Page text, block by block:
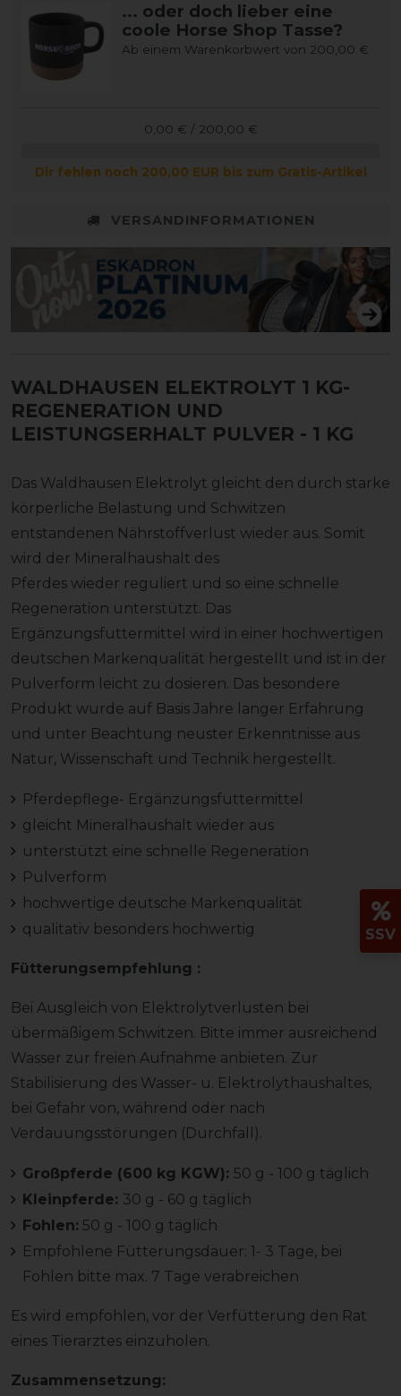
... oder doch lieber eine
coole Horse Shop Tasse?
Ab einem Warenkorbwert von 200,00 €
0,00 € / 200,00 €
Dir fehlen noch 200,00 EUR bis zum Gratis-Artikel
VERSANDINFORMATIONEN
WALDHAUSEN ELEKTROLYT 1 KG-
REGENERATION UND
LEISTUNGSERHALT PULVER - 1 KG
Das Waldhausen Elektrolyt gleicht den durch starke
körperliche Belastung und Schwitzen
entstandenen Nährstoffverlust wieder aus. Somit
wird der Mineralhaushalt des
Pferdes wieder reguliert und so eine schnelle
Regeneration unterstützt. Das
Ergänzungsfuttermittel wird in einer hochwertigen
deutschen Markenqualität hergestellt und ist in der
Pulverform leicht zu dosieren. Das besondere
Produkt wurde auf Basis Jahre langer Erfahrung
und unter Beachtung neuster Erkenntnisse aus
Natur, Wissenschaft und Technik hergestellt.
Pferdepflege- Ergänzungsfuttermittel
gleicht Mineralhaushalt wieder aus
unterstützt eine schnelle Regeneration
Pulverform
hochwertige deutsche Markenqualität
qualitativ besonders hochwertig
Fütterungsempfehlung :
Bei Ausgleich von Elektrolytverlusten bei
übermäßigem Schwitzen. Bitte immer ausreichend
Wasser zur freien Aufnahme anbieten. Zur
Stabilisierung des Wasser- u. Elektrolythaushaltes,
bei Gefahr von, während oder nach
Verdauungsstörungen (Durchfall).
Großpferde (600 kg KGW): 50 g - 100 g täglich
Kleinpferde: 30 g - 60 g täglich
Fohlen: 50 g - 100 g täglich
Empfohlene Fütterungsdauer: 1- 3 Tage, bei
Fohlen bitte max. 7 Tage verabreichen
Es wird empfohlen, vor der Verfütterung den Rat
eines Tierarztes einzuholen.
Zusammensetzung:
SSV